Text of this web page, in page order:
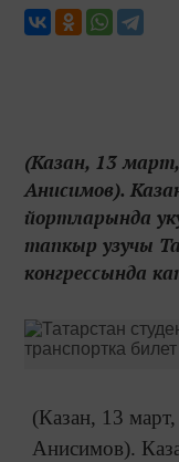
(Казан, 13
Анисимов).
йортларында
тапкыр узучы
конгрессында
(Казан, 13
Анисимов).